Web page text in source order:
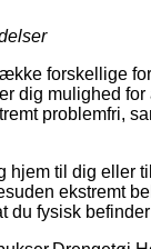
forskellige
dig mulighed
problemfri,
til dig eller
ekstremt
du fysisk